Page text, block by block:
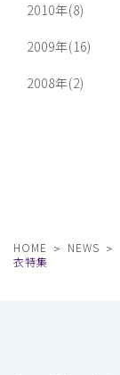
2010年(8)
2009年(16)
2008年(2)
HOME NEWS
衣特集